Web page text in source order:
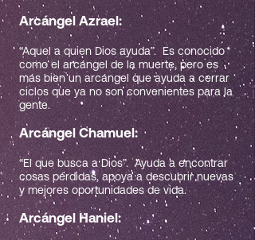
Arcángel Azrael:
“Aquel a quien Dios ayuda”. Es conocido
como el arcángel de la muerte, pero es
más bien un arcángel que ayuda a cerrar
ciclos que ya no son convenientes para la
gente.
Arcángel Chamuel:
“El que busca a Dios”. Ayuda a encontrar
cosas pérdidas, apoya a descubrir nuevas
y mejores oportunidades de vida.
Arcángel Haniel: